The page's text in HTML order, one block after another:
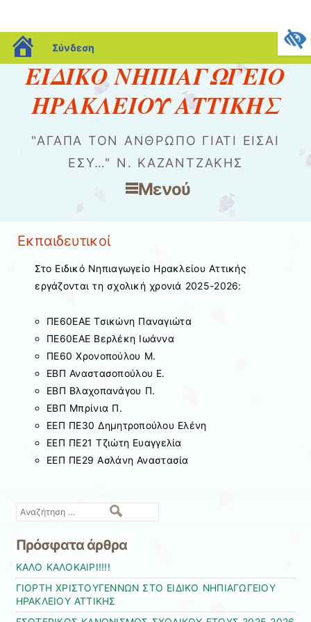
blogs.sch.gr
Σύνδεση
ΕΙΔΙΚΟ ΝΗΠΙΑΓΩΓΕΙΟ
ΗΡΑΚΛΕΙΟΥ ΑΤΤΙΚΗΣ
"ΑΓΆΠΑ ΤΟΝ ΆΝΘΡΩΠΟ ΓΙΑΤΊ ΕΊΣΑΙ
ΕΣΎ…" Ν. ΚΑΖΑΝΤΖΆΚΗΣ
Μενού
Μετάβαση στο περιεχόμενο
Εκπαιδευτικοί
Στο Ειδικό Νηπιαγωγείο Ηρακλείου Αττικής
εργάζονται τη σχολική χρονιά 2025-2026:
ΠΕ60ΕΑΕ Τσικώνη Παναγιώτα
ΠΕ60ΕΑΕ Βερλέκη Ιωάννα
ΠΕ60 Χρονοπούλου Μ.
ΕΒΠ Αναστασοπούλου Ε.
ΕΒΠ Βλαχοπανάγου Π.
ΕΒΠ Μπρίνια Π.
ΕΕΠ ΠΕ30 Δημητροπούλου Ελένη
ΕΕΠ ΠΕ21 Τζιώτη Ευαγγελία
ΕΕΠ ΠΕ29 Ασλάνη Αναστασία
Αναζήτηση
Πρόσφατα άρθρα
ΚΑΛΟ ΚΑΛΟΚΑΙΡΙ!!!!
ΓΙΟΡΤΗ ΧΡΙΣΤΟΥΓΕΝΝΩΝ ΣΤΟ ΕΙΔΙΚΟ ΝΗΠΙΑΓΩΓΕΙΟΥ
ΗΡΑΚΛΕΙΟΥ ΑΤΤΙΚΗΣ